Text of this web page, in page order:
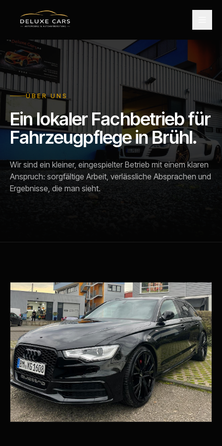
ÜBER UNS
Ein lokaler Fachbetrieb für
Fahrzeugpflege in Brühl.
Wir sind ein kleiner, eingespielter Betrieb mit einem klaren
Anspruch: sorgfältige Arbeit, verlässliche Absprachen und
Ergebnisse, die man sieht.